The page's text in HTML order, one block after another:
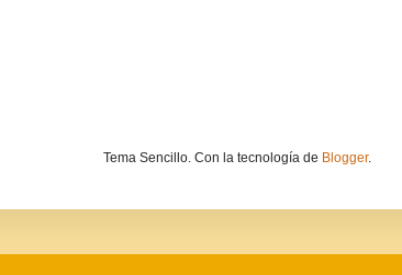
Tema Sencillo. Con la tecnología de Blogger.